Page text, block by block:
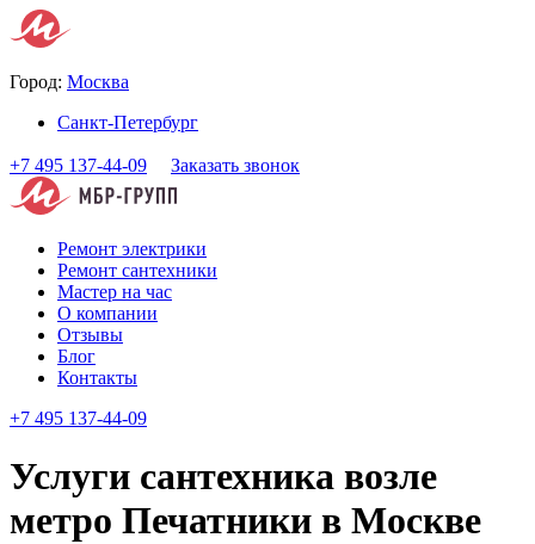
Город: Москва
Санкт-Петербург
+7 495 137-44-09 Заказать звонок
Ремонт электрики
Ремонт сантехники
Мастер на час
О компании
Отзывы
Блог
Контакты
+7 495 137-44-09
Услуги сантехника возле
метро Печатники в Москве